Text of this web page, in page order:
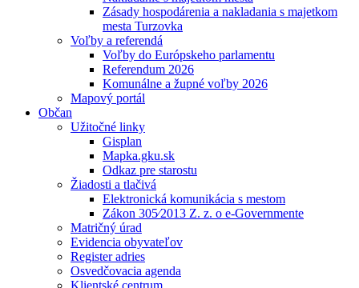
Zásady hospodárenia a nakladania s majetkom
mesta Turzovka
Voľby a referendá
Voľby do Európskeho parlamentu
Referendum 2026
Komunálne a župné voľby 2026
Mapový portál
Občan
Užitočné linky
Gisplan
Mapka.gku.sk
Odkaz pre starostu
Žiadosti a tlačivá
Elektronická komunikácia s mestom
Zákon 305⁄2013 Z. z. o e-Governmente
Matričný úrad
Evidencia obyvateľov
Register adries
Osvedčovacia agenda
Klientské centrum